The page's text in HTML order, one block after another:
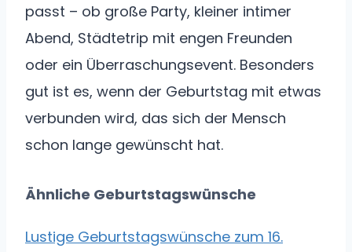
passt – ob große Party, kleiner intimer
Abend, Städtetrip mit engen Freunden
oder ein Überraschungsevent. Besonders
gut ist es, wenn der Geburtstag mit etwas
verbunden wird, das sich der Mensch
schon lange gewünscht hat.
Ähnliche Geburtstagswünsche
Lustige Geburtstagswünsche zum 16.